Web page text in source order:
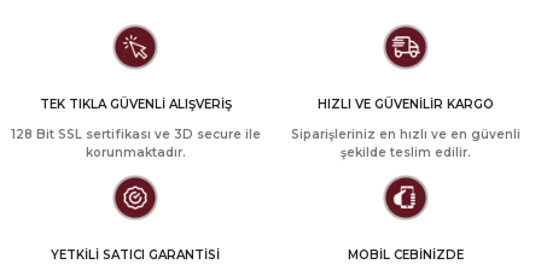
TEK TIKLA GÜVENLİ ALIŞVERİŞ
128 Bit SSL sertifikası ve 3D secure ile
korunmaktadır.
HIZLI VE GÜVENİLİR KARGO
Siparişleriniz en hızlı ve en güvenli
şekilde teslim edilir.
YETKİLİ SATICI GARANTİSİ
MOBİL CEBİNİZDE